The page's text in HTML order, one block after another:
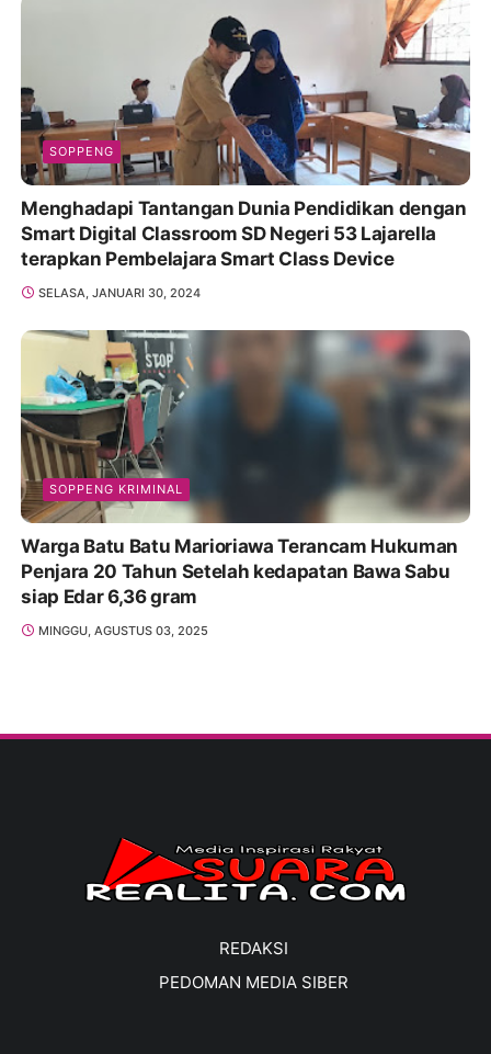
SOPPENG
Menghadapi Tantangan Dunia Pendidikan dengan
Smart Digital Classroom SD Negeri 53 Lajarella
terapkan Pembelajara Smart Class Device
SELASA, JANUARI 30, 2024
SOPPENG KRIMINAL
Warga Batu Batu Marioriawa Terancam Hukuman
Penjara 20 Tahun Setelah kedapatan Bawa Sabu
siap Edar 6,36 gram
MINGGU, AGUSTUS 03, 2025
REDAKSI
PEDOMAN MEDIA SIBER